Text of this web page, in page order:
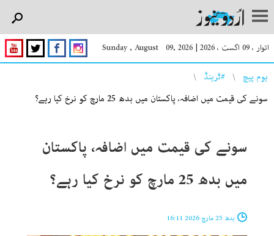
اتوار ، 09 اگست ، 2026 |
Sunday , August 09, 2026
You are here
ہوم پیچ
#ٹرینڈ
سونے کی قیمت میں اضافہ، پاکستان میں بدھ 25 مارچ کو نرخ کیا رہے؟
سونے کی قیمت میں اضافہ، پاکستان
میں بدھ 25 مارچ کو نرخ کیا رہے؟
بدھ 25 مارچ 2026 16:11